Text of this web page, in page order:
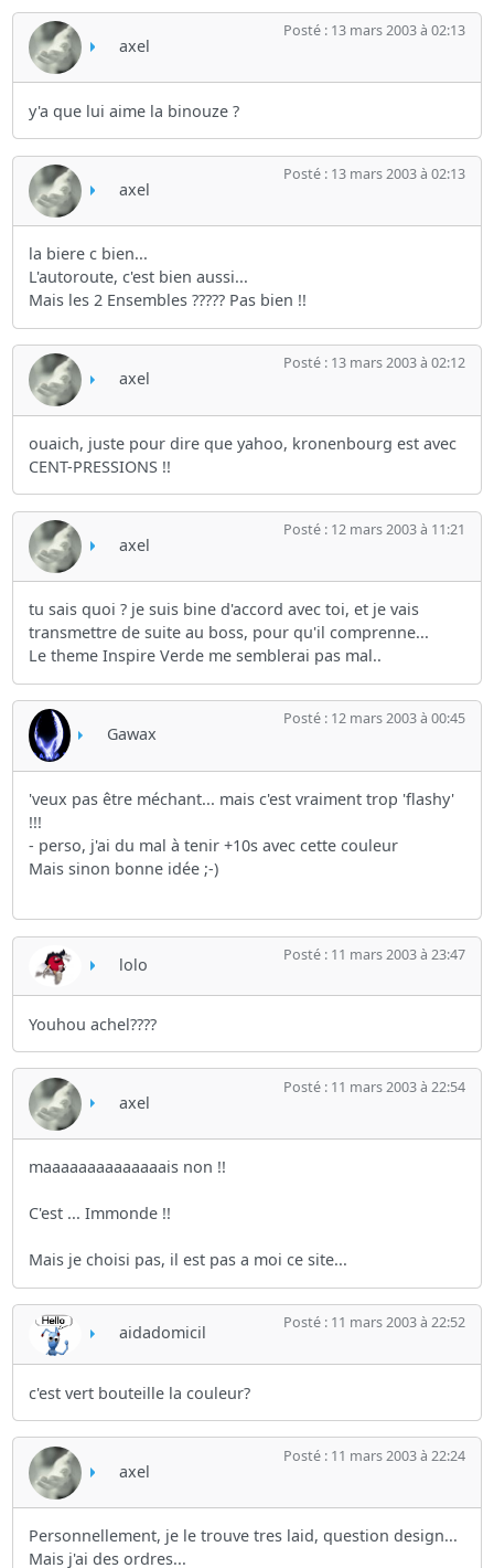
axel
Posté : 13 mars 2003 à 02:13
y'a que lui aime la binouze ?
axel
Posté : 13 mars 2003 à 02:13
la biere c bien...
L'autoroute, c'est bien aussi...
Mais les 2 Ensembles ????? Pas bien !!
axel
Posté : 13 mars 2003 à 02:12
ouaich, juste pour dire que yahoo, kronenbourg est avec
CENT-PRESSIONS !!
axel
Posté : 12 mars 2003 à 11:21
tu sais quoi ? je suis bine d'accord avec toi, et je vais
transmettre de suite au boss, pour qu'il comprenne...
Le theme Inspire Verde me semblerai pas mal..
Gawax
Posté : 12 mars 2003 à 00:45
'veux pas être méchant... mais c'est vraiment trop 'flashy'
!!!
- perso, j'ai du mal à tenir +10s avec cette couleur
Mais sinon bonne idée ;-)
lolo Posté : 11 mars 2003 à 23:47
Youhou achel????
axel
Posté : 11 mars 2003 à 22:54
maaaaaaaaaaaaaais non !!
C'est ... Immonde !!
Mais je choisi pas, il est pas a moi ce site...
aidadomicil Posté : 11 mars 2003 à 22:52
c'est vert bouteille la couleur?
axel
Posté : 11 mars 2003 à 22:24
Personnellement, je le trouve tres laid, question design...
Mais j'ai des ordres...